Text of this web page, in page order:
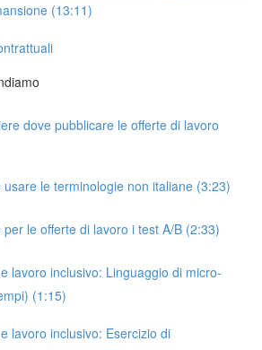
(13:11)
dove pubblicare le offerte di lavoro
usare le terminologie non italiane (3:23)
per le offerte di lavoro i test A/B (2:33)
lavoro inclusivo: Linguaggio di micro-
(1:15)
lavoro inclusivo: Esercizio di